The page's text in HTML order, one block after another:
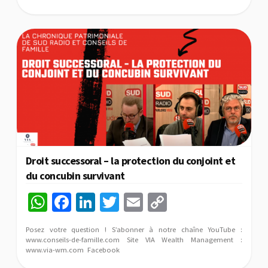
p
p
o
k
n
Li
k
Droit successoral – la protection du conjoint et
du concubin survivant
W
at
sA
Fa
ce
b
o
Li
n
ke
dI
T
wi
tt
er
E
m
ai
o
p
Posez votre question ! S’abonner à notre chaîne YouTube :
www.conseils-de-famille.com Site VIA Wealth Management :
www.via-wm.com Facebook